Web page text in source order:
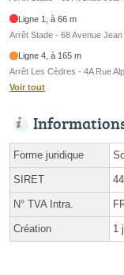
Ligne 1, à 66 m
Arrêt Stade - 68 Avenue
Ligne 4, à 165 m
Arrêt Les Cèdres - 4A Rue
Voir tout
Forme juridique
SIRET
N° TVA Intra.
Création 1